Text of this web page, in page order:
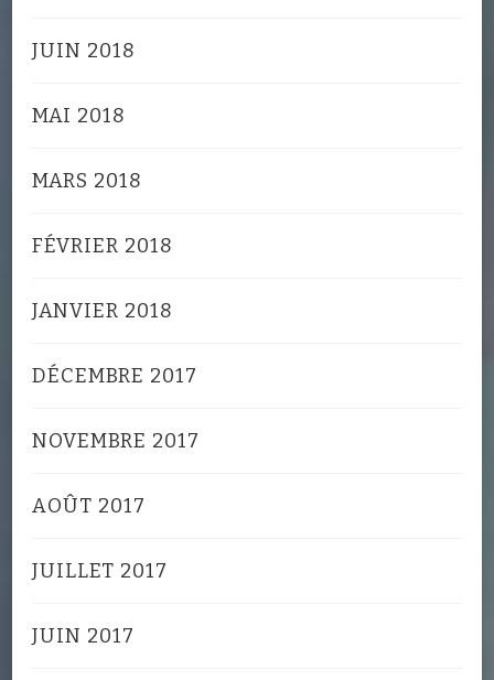
JUIN 2018
MAI 2018
MARS 2018
FÉVRIER 2018
JANVIER 2018
DÉCEMBRE 2017
NOVEMBRE 2017
AOÛT 2017
JUILLET 2017
JUIN 2017